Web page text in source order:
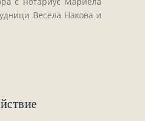
Весела Накова и